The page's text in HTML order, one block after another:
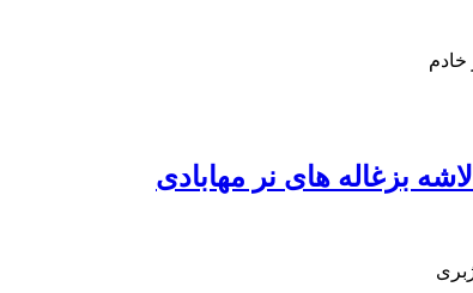
خادم
بزغاله های نر مهابادی